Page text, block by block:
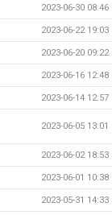
2023-06-30 08:46
2023-06-22 19:03
2023-06-20 09:22
2023-06-16 12:48
2023-06-14 12:57
2023-06-05 13:01
2023-06-02 18:53
2023-06-01 10:38
2023-05-31 14:33